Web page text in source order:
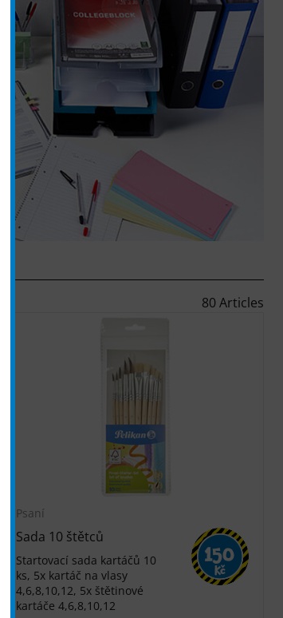
80 Articles
Psaní
Sada 10 štětců
Startovací sada kartáčů 10
ks, 5x kartáč na vlasy
4,6,8,10,12, 5x štětinové
kartáče 4,6,8,10,12
150
Kč